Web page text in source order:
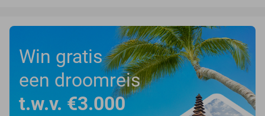
Win gratis
een droomreis
t.w.v. €3.000